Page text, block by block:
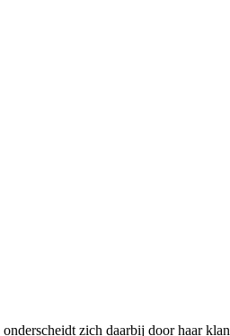
zich daarbij door haar